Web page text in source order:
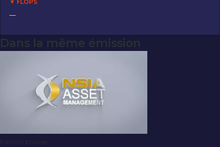
▼ FLOPS
—
Dans la même émission